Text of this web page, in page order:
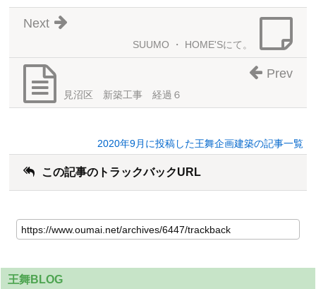
SUUMO ・ HOME'Sにて。
Next
見沼区 新築工事 経過６
Prev
2020年9月に投稿した王舞企画建築の記事一覧
この記事のトラックバックURL
王舞BLOG